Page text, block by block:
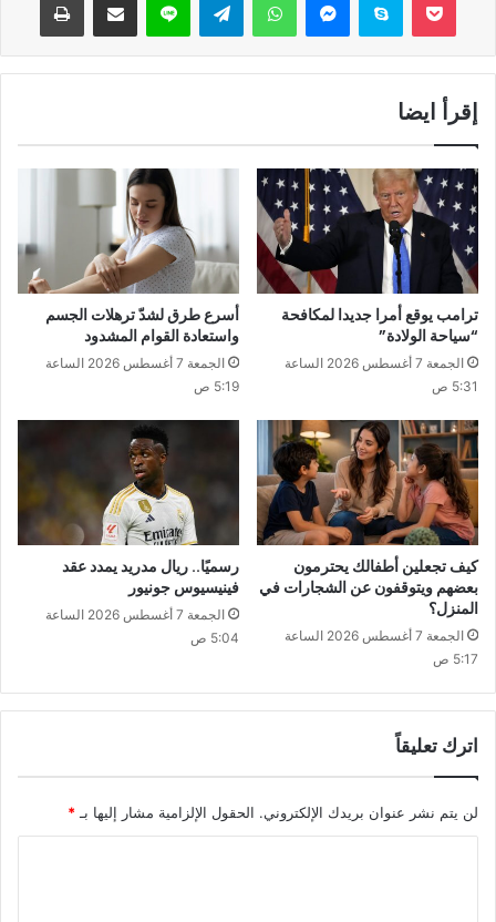
إقرأ ايضا
ترامب يوقع أمرا جديدا لمكافحة
“سياحة الولادة”
الجمعة 7 أغسطس 2026 الساعة
5:31 ص
أسرع طرق لشدّ ترهلات الجسم
واستعادة القوام المشدود
الجمعة 7 أغسطس 2026 الساعة
5:19 ص
كيف تجعلين أطفالك يحترمون
بعضهم ويتوقفون عن الشجارات في
المنزل؟
الجمعة 7 أغسطس 2026 الساعة
5:17 ص
رسميًا.. ريال مدريد يمدد عقد
فينيسيوس جونيور
الجمعة 7 أغسطس 2026 الساعة
5:04 ص
اترك تعليقاً
لن يتم نشر عنوان بريدك الإلكتروني. الحقول الإلزامية مشار إليها بـ *